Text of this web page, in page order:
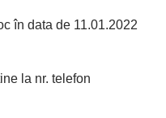
în data de 11.01.2022
la nr. telefon